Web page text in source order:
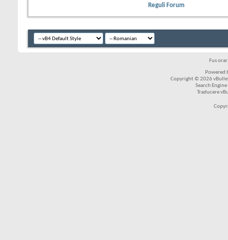
Reguli Forum
Fus
Powered
Copyright © 2026
Search
Traducere